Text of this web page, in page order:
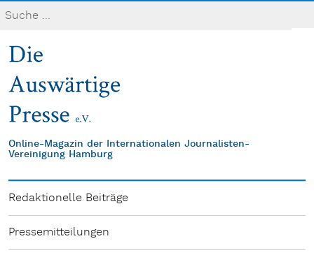
Online-Magazin der Internationalen Journalisten-
Vereinigung Hamburg
Redaktionelle Beiträge
Pressemitteilungen